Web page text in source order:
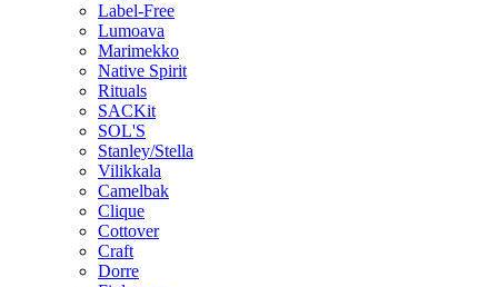
Label-Free
Lumoava
Marimekko
Native Spirit
Rituals
SACKit
SOL'S
Stanley/Stella
Vilikkala
Camelbak
Clique
Cottover
Craft
Dorre